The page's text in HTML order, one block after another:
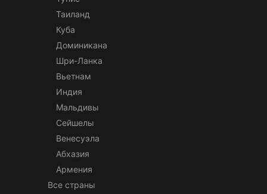
Таиланд
Куба
Доминикана
Шри-Ланка
Вьетнам
Индия
Мальдивы
Сейшелы
Венесуэла
Абхазия
Армения
Все страны